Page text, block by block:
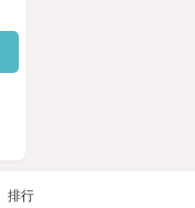
排行